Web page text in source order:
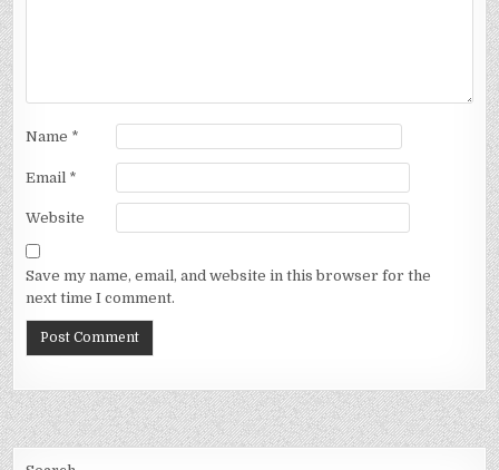
Name *
Email *
Website
Save my name, email, and website in this browser for the
next time I comment.